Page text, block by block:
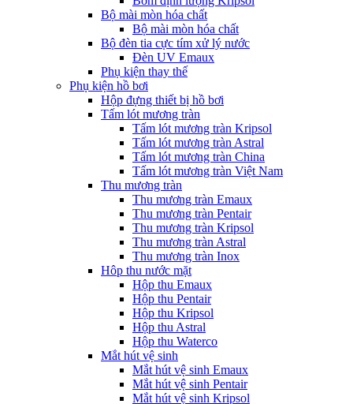
Bộ mài mòn hóa chất
Bộ mài mòn hóa chất
Bộ đèn tia cực tím xử lý nước
Đèn UV Emaux
Phụ kiện thay thế
Phụ kiện hồ bơi
Hộp đựng thiết bị hồ bơi
Tấm lót mương tràn
Tấm lót mương tràn Kripsol
Tấm lót mương tràn Astral
Tấm lót mương tràn China
Tấm lót mương tràn Việt Nam
Thu mương tràn
Thu mương tràn Emaux
Thu mương tràn Pentair
Thu mương tràn Kripsol
Thu mương tràn Astral
Thu mương tràn Inox
Hôp thu nước mặt
Hộp thu Emaux
Hộp thu Pentair
Hộp thu Kripsol
Hộp thu Astral
Hộp thu Waterco
Mắt hút vệ sinh
Mắt hút vệ sinh Emaux
Mắt hút vệ sinh Pentair
Mắt hút vệ sinh Kripsol